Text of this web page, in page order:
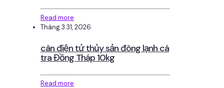
Read more
Tháng 3 31, 2026
cân điện tử thủy sản đông lạnh cá
tra Đồng Tháp 10kg
Read more